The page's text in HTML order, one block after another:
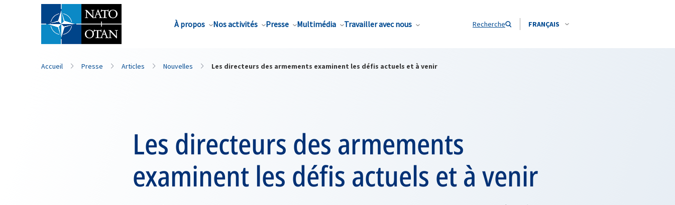
À propos Nos activités Presse Multimédia Travailler avec nous Recherche FRANÇAIS
Nom de famille*
Accueil Presse Articles Nouvelles Les directeurs des armements examinent les défis actuels et à venir
Les directeurs des armements
examinent les défis actuels et à venir